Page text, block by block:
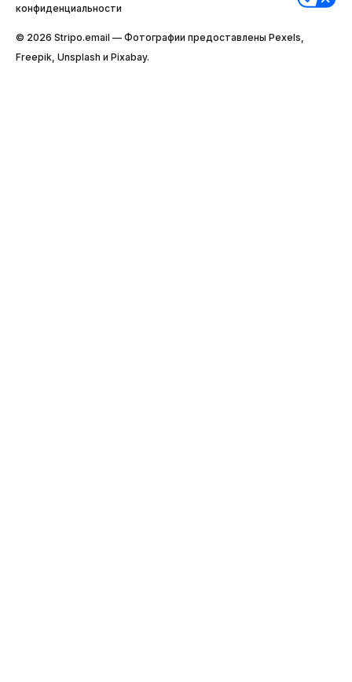
конфиденциальности
© 2026 Stripо.email — Фотографии предоставлены Pexels,
Freepik, Unsplash и Pixabay.